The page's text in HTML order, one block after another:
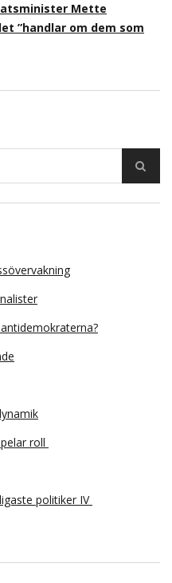
Mette
”handlar om dem som
antidemokraterna?
roll
politiker IV